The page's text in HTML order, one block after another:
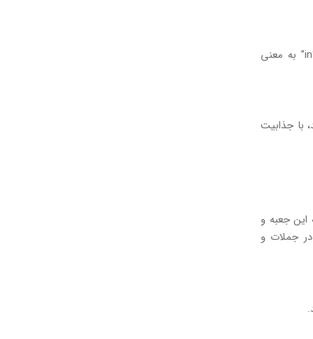
باید بدانیم که “de” در نقش پیشوند به معنی “کاهش” است و متضاد آن، پیشوندِ “in” به معنی
با جذابیت
این جعبه و
جملات و